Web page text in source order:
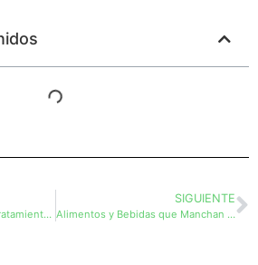
¿Cuál es la duración del tratamiento de ortodoncia?
SIGUIENTE
Alimentos y Bebidas que Manchan los Dientes